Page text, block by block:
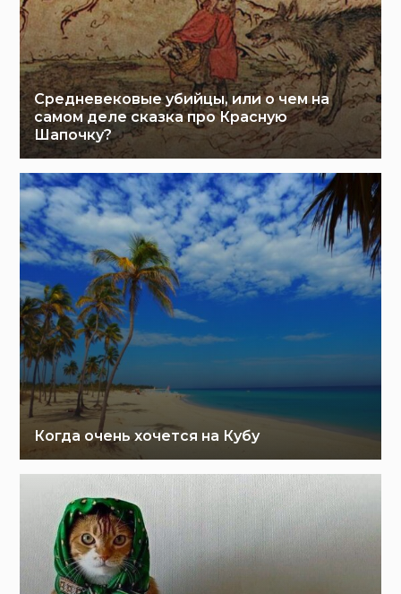
Средневековые убийцы, или о чем на
самом деле сказка про Красную
Шапочку?
Когда очень хочется на Кубу